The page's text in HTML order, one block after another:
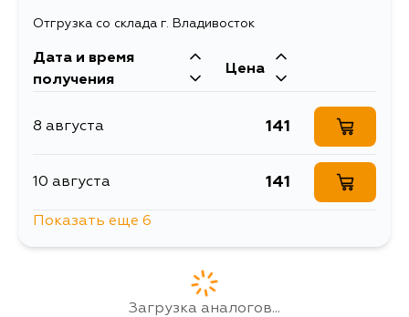
Отгрузка со склада г. Владивосток
Дата и время
получения
Цена
8 августа 141
10 августа 141
Показать еще 6
Загрузка аналогов...